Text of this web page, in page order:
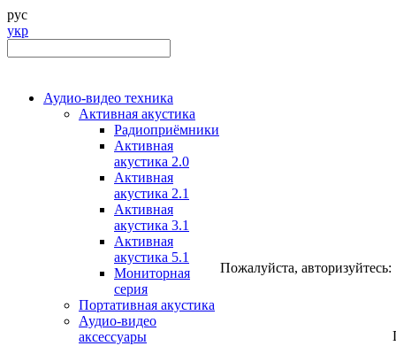
рус
укр
Аудио-видео техника
Активная акустика
Радиоприёмники
Активная
акустика 2.0
Активная
акустика 2.1
Активная
акустика 3.1
Активная
акустика 5.1
Мониторная
серия
Портативная акустика
Аудио-видео
аксессуары
Пожалуйста, авторизуйтесь: